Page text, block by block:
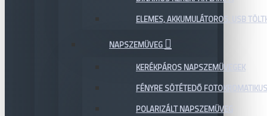
ELEMES, AKKUMULÁTOROS, USB
NAPSZEMÜVEG
KERÉKPÁROS NAPSZEMÜVEGEK
FÉNYRE SÖTÉTEDŐ
POLARIZÁLT NAPSZEMÜVEG